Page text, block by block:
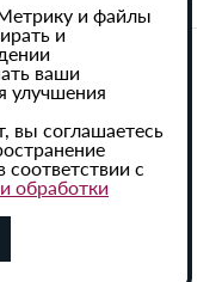
активная
и файлы
и
ваши
улучшения
вы соглашаетесь
с
обработки